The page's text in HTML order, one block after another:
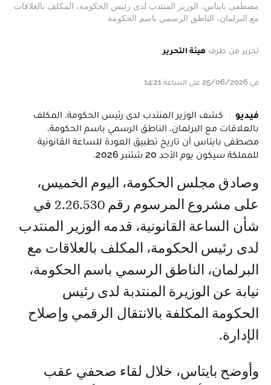
مصطفى بايتاس، الوزير المنتدب لدى رئيس الحكومة، المكلف بالعلاقات
مع البرلمان، الناطق الرسمي باسم الحكومة
تحرير من طرف هيئة التحرير
في 25/06/2026 على الساعة 14:21
فيديو
كشف الوزير المنتدب لدى رئيس الحكومة، المكلف
بالعلاقات مع البرلمان، الناطق الرسمي باسم الحكومة،
مصطفى بايتاس أن تاريخ تطبيق العودة للساعة القانونية
للمملكة سيكون يوم الأحد 20 شتنبر 2026.
وصادق مجلس الحكومة، اليوم الخميس،
على مشروع المرسوم رقم 2.26.530 في
شأن الساعة القانونية، قدمه الوزير المنتدب
لدى رئيس الحكومة، المكلف بالعلاقات مع
البرلمان، الناطق الرسمي باسم الحكومة،
نيابة عن الوزيرة المنتدبة لدى رئيس
الحكومة المكلفة بالانتقال الرقمي وإصلاح
الإدارة.
وأوضح بايتاس، خلال لقاء صحفي عقب